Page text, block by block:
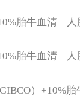
胎牛血清 人
胎牛血清 人
）+10%